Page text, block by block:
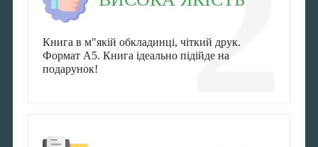
Книга в м"якій обкладинці, чіткий друк.
Формат А5. Книга ідеально підійде на
подарунок!